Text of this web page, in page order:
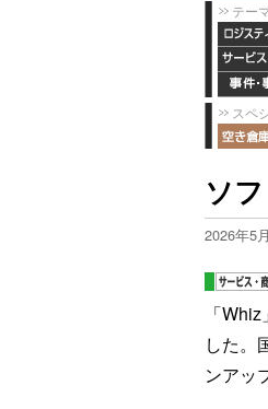
テー
スペ
ソ
2026年5
「
した。
ンアッ